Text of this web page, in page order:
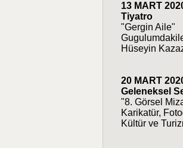
13 MART
Tiyatro
"Gergin Aile"
Hüseyin
20 MART
Geleneksel
"8. Görsel
Karikatür,
Kültür ve